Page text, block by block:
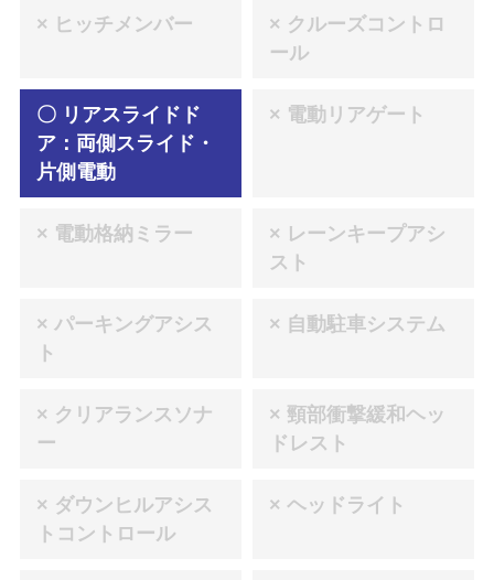
× ヒッチメンバー
× クルーズコントロ
ール
〇 リアスライドド
ア：両側スライド・
片側電動
× 電動リアゲート
× 電動格納ミラー
× レーンキープアシ
スト
× パーキングアシス
ト
× 自動駐車システム
× クリアランスソナ
ー
× 頸部衝撃緩和ヘッ
ドレスト
× ダウンヒルアシス
トコントロール
× ヘッドライト